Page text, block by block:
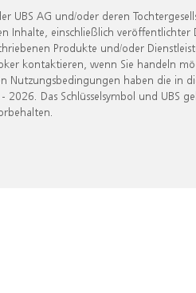
AG und/oder deren
Inhalte, einschließlich veröffentlichter
Produkte und/oder
kontaktieren, wenn Sie handeln
Nutzungsbedingungen haben die in
Das Schlüsselsymbol und UBS